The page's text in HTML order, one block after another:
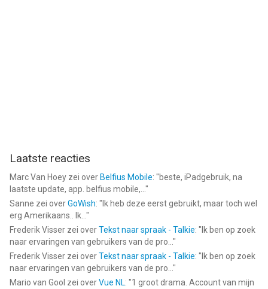
Laatste reacties
Marc Van Hoey zei over Belfius Mobile: "beste, iPadgebruik, na
laatste update, app. belfius mobile,... "
Sanne zei overGoWish: " Ik heb deze eerst gebruikt, maar toch wel
erg Amerikaans.. Ik... "
Frederik Visser zei overTekst naar spraak - Talkie: " Ik ben op zoek
naar ervaringen van gebruikers van de pro... "
Frederik Visser zei overTekst naar spraak - Talkie: " Ik ben op zoek
naar ervaringen van gebruikers van de pro... "
Mario van Gool zei overVue NL: "1 groot drama. Account van mijn